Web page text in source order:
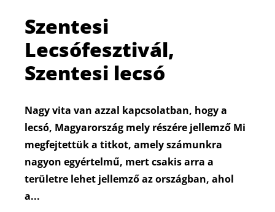
Szentesi
Lecsófesztivál,
Szentesi lecsó
Nagy vita van azzal kapcsolatban, hogy a
lecsó, Magyarország mely részére jellemző Mi
megfejtettük a titkot, amely számunkra
nagyon egyértelmű, mert csakis arra a
területre lehet jellemző az országban, ahol
a...